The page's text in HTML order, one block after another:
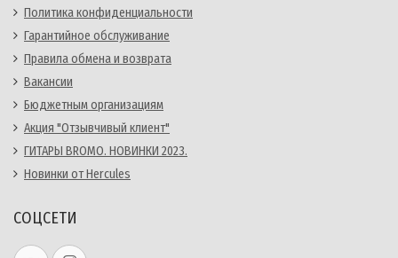
Политика конфиденциальности
Гарантийное обслуживание
Правила обмена и возврата
Вакансии
Бюджетным организациям
Акция "Отзывчивый клиент"
ГИТАРЫ BROMO. НОВИНКИ 2023.
Новинки от Hercules
СОЦСЕТИ